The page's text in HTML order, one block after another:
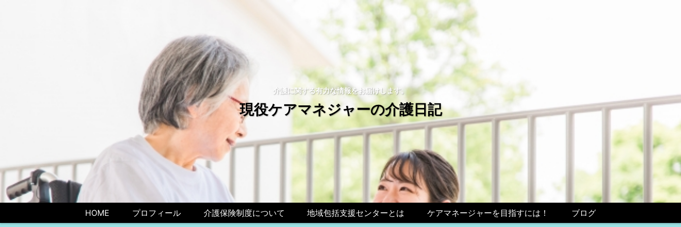
介護に関する有力な情報をお届けします。
現役ケアマネジャーの介護日記
HOME プロフィール 介護保険制度について 地域包括支援センターとは ケアマネージャーを目指すには！ ブログ